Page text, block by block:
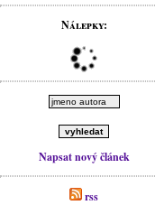
Nálepky:
Napsat nový článek
rss